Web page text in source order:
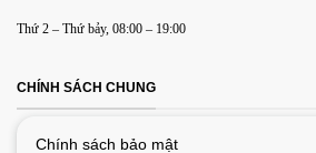
cho lần bình luận kế tiếp của tôi.
Thứ 2 – Thứ bảy, 08:00 – 19:00
CHÍNH SÁCH CHUNG
Chính sách bảo mật